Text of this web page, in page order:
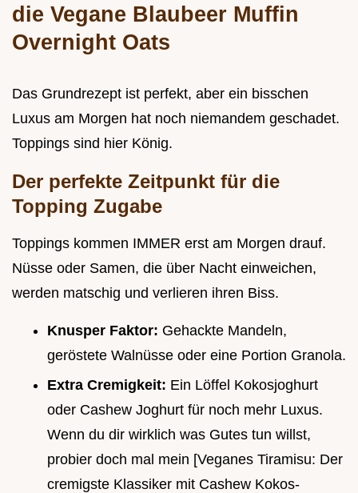
die Vegane Blaubeer Muffin
Overnight Oats
Das Grundrezept ist perfekt, aber ein bisschen
Luxus am Morgen hat noch niemandem geschadet.
Toppings sind hier König.
Der perfekte Zeitpunkt für die
Topping Zugabe
Toppings kommen IMMER erst am Morgen drauf.
Nüsse oder Samen, die über Nacht einweichen,
werden matschig und verlieren ihren Biss.
Knusper Faktor: Gehackte Mandeln,
geröstete Walnüsse oder eine Portion Granola.
Extra Cremigkeit: Ein Löffel Kokosjoghurt
oder Cashew Joghurt für noch mehr Luxus.
Wenn du dir wirklich was Gutes tun willst,
probier doch mal mein [Veganes Tiramisu: Der
cremigste Klassiker mit Cashew Kokos-